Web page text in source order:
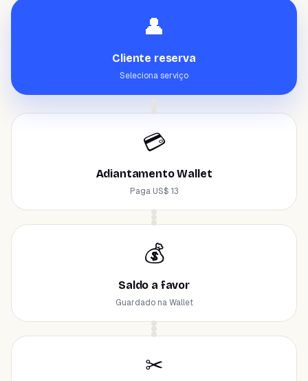
👤
Cliente reserva
Seleciona serviço
💳
Adiantamento Wallet
Paga US$ 13
💰
Saldo a favor
Guardado na Wallet
✂